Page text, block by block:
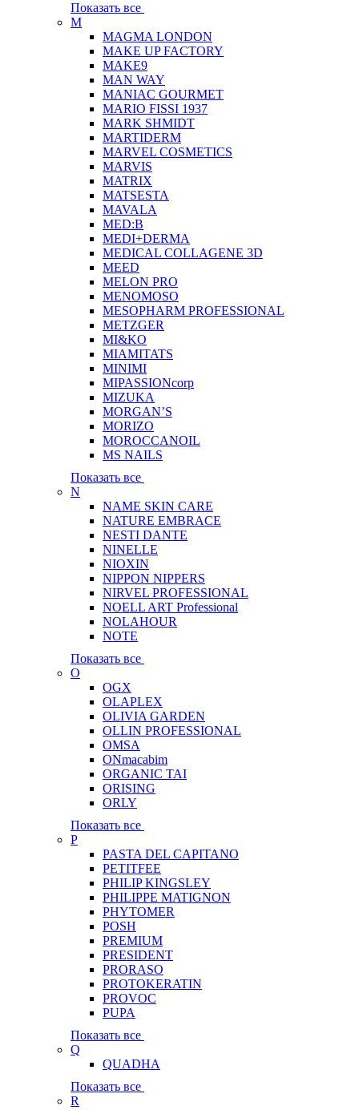
Показать все
M
MAGMA LONDON
MAKE UP FACTORY
MAKE9
MAN WAY
MANIAC GOURMET
MARIO FISSI 1937
MARK SHMIDT
MARTIDERM
MARVEL COSMETICS
MARVIS
MATRIX
MATSESTA
MAVALA
MED:B
MEDI+DERMA
MEDICAL COLLAGENE 3D
MEED
MELON PRO
MENOMOSO
MESOPHARM PROFESSIONAL
METZGER
MI&KO
MIAMITATS
MINIMI
MIPASSIONcorp
MIZUKA
MORGAN’S
MORIZO
MOROCCANOIL
MS NAILS
Показать все
N
NAME SKIN CARE
NATURE EMBRACE
NESTI DANTE
NINELLE
NIOXIN
NIPPON NIPPERS
NIRVEL PROFESSIONAL
NOELL ART Professional
NOLAHOUR
NOTE
Показать все
O
OGX
OLAPLEX
OLIVIA GARDEN
OLLIN PROFESSIONAL
OMSA
ONmacabim
ORGANIC TAI
ORISING
ORLY
Показать все
P
PASTA DEL CAPITANO
PETITFEE
PHILIP KINGSLEY
PHILIPPE MATIGNON
PHYTOMER
POSH
PREMIUM
PRESIDENT
PRORASO
PROTOKERATIN
PROVOC
PUPA
Показать все
Q
QUADHA
Показать все
R